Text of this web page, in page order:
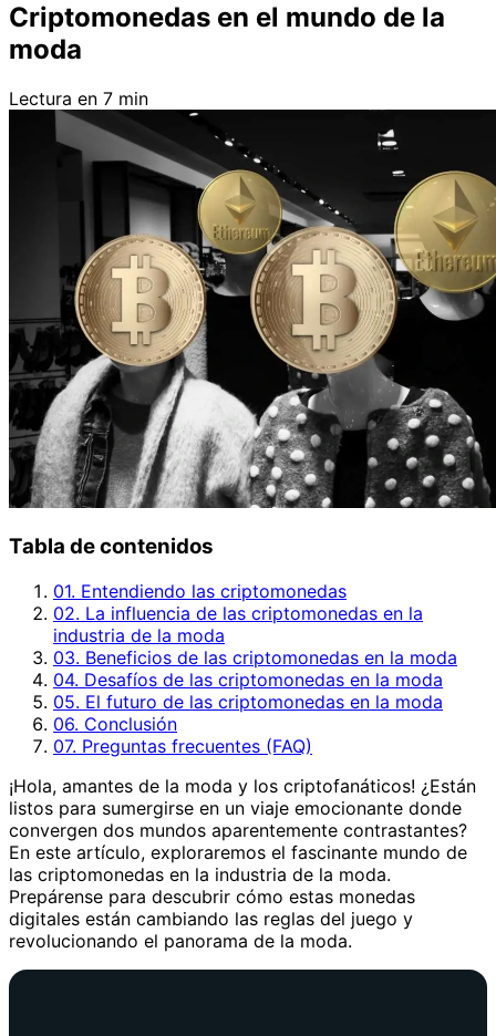
Criptomonedas en el mundo de la
moda
Lectura en 7 min
Tabla de contenidos
01. Entendiendo las criptomonedas
02. La influencia de las criptomonedas en la
industria de la moda
03. Beneficios de las criptomonedas en la moda
04. Desafíos de las criptomonedas en la moda
05. El futuro de las criptomonedas en la moda
06. Conclusión
07. Preguntas frecuentes (FAQ)
¡Hola, amantes de la moda y los criptofanáticos! ¿Están
listos para sumergirse en un viaje emocionante donde
convergen dos mundos aparentemente contrastantes?
En este artículo, exploraremos el fascinante mundo de
las criptomonedas en la industria de la moda.
Prepárense para descubrir cómo estas monedas
digitales están cambiando las reglas del juego y
revolucionando el panorama de la moda.